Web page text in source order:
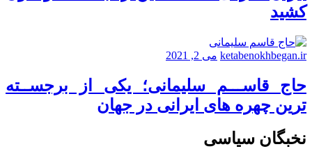
کشید
ketabenokhbegan.ir می 2, 2021
حاج قاســـم سلیمانی؛ یکی از برجســته
ترین چهره های ایرانی در جهان
نخبگان سیاسی